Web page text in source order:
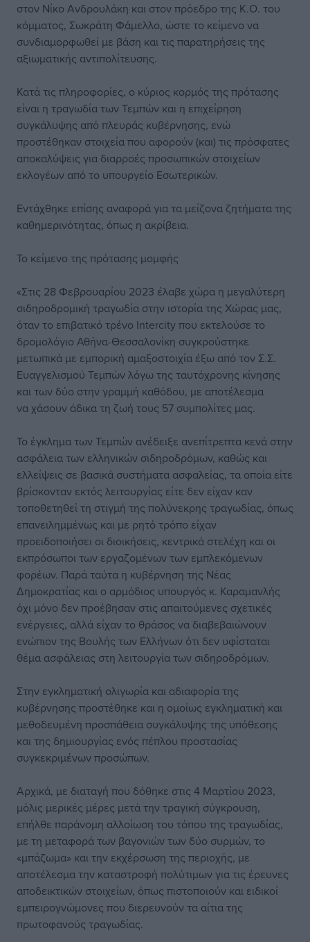
στον Νίκο Ανδρουλάκη και στον πρόεδρο της Κ.Ο. του
κόμματος, Σωκράτη Φάμελλο, ώστε το κείμενο να
συνδιαμορφωθεί με βάση και τις παρατηρήσεις της
αξιωματικής αντιπολίτευσης.
Κατά τις πληροφορίες, ο κύριος κορμός της πρότασης
είναι η τραγωδία των Τεμπών και η επιχείρηση
συγκάλυψης από πλευράς κυβέρνησης, ενώ
προστέθηκαν στοιχεία που αφορούν (και) τις πρόσφατες
αποκαλύψεις για διαρροές προσωπικών στοιχείων
εκλογέων από το υπουργείο Εσωτερικών.
Εντάχθηκε επίσης αναφορά για τα μείζονα ζητήματα της
καθημερινότητας, όπως η ακρίβεια.
To κείμενο της πρότασης μομφής
«Στις 28 Φεβρουαρίου 2023 έλαβε χώρα η μεγαλύτερη
σιδηροδρομική τραγωδία στην ιστορία της Χώρας μας,
όταν το επιβατικό τρένο Intercity που εκτελούσε το
δρομολόγιο Αθήνα-Θεσσαλονίκη συγκρούστηκε
μετωπικά με εμπορική αμαξοστοιχία έξω από τον Σ.Σ.
Ευαγγελισμού Τεμπών λόγω της ταυτόχρονης κίνησης
και των δύο στην γραμμή καθόδου, με αποτέλεσμα
να χάσουν άδικα τη ζωή τους 57 συμπολίτες μας.
Το έγκλημα των Τεμπών ανέδειξε ανεπίτρεπτα κενά στην
ασφάλεια των ελληνικών σιδηροδρόμων, καθώς και
ελλείψεις σε βασικά συστήματα ασφαλείας, τα οποία είτε
βρίσκονταν εκτός λειτουργίας είτε δεν είχαν καν
τοποθετηθεί τη στιγμή της πολύνεκρης τραγωδίας, όπως
επανειλημμένως και με ρητό τρόπο είχαν
προειδοποιήσει οι διοικήσεις, κεντρικά στελέχη και οι
εκπρόσωποι των εργαζομένων των εμπλεκόμενων
φορέων. Παρά ταύτα η κυβέρνηση της Νέας
Δημοκρατίας και ο αρμόδιος υπουργός κ. Καραμανλής
όχι μόνο δεν προέβησαν στις απαιτούμενες σχετικές
ενέργειες, αλλά είχαν το θράσος να διαβεβαιώνουν
ενώπιον της Βουλής των Ελλήνων ότι δεν υφίσταται
θέμα ασφάλειας στη λειτουργία των σιδηροδρόμων.
Στην εγκληματική ολιγωρία και αδιαφορία της
κυβέρνησης προστέθηκε και η ομοίως εγκληματική και
μεθοδευμένη προσπάθεια συγκάλυψης της υπόθεσης
και της δημιουργίας ενός πέπλου προστασίας
συγκεκριμένων προσώπων.
Αρχικά, με διαταγή που δόθηκε στις 4 Μαρτίου 2023,
μόλις μερικές μέρες μετά την τραγική σύγκρουση,
επήλθε παράνομη αλλοίωση του τόπου της τραγωδίας,
με τη μεταφορά των βαγονιών των δύο συρμών, το
«μπάζωμα» και την εκχέρσωση της περιοχής, με
αποτέλεσμα την καταστροφή πολύτιμων για τις έρευνες
αποδεικτικών στοιχείων, όπως πιστοποιούν και ειδικοί
εμπειρογνώμονες που διερευνούν τα αίτια της
πρωτοφανούς τραγωδίας.